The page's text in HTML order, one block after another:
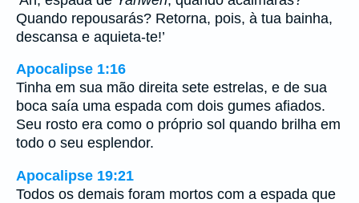
Quando repousarás? Retorna, pois, à tua bainha,
descansa e aquieta-te!’
Apocalipse 1:16
Tinha em sua mão direita sete estrelas, e de sua
boca saía uma espada com dois gumes afiados.
Seu rosto era como o próprio sol quando brilha em
todo o seu esplendor.
Apocalipse 19:21
Todos os demais foram mortos com a espada que